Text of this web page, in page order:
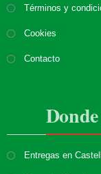
Términos y
Cookies
Contacto
Entregas en